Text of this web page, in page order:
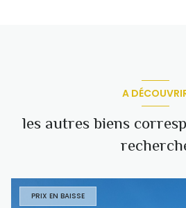
A
les autres biens
PRIX EN BAISSE